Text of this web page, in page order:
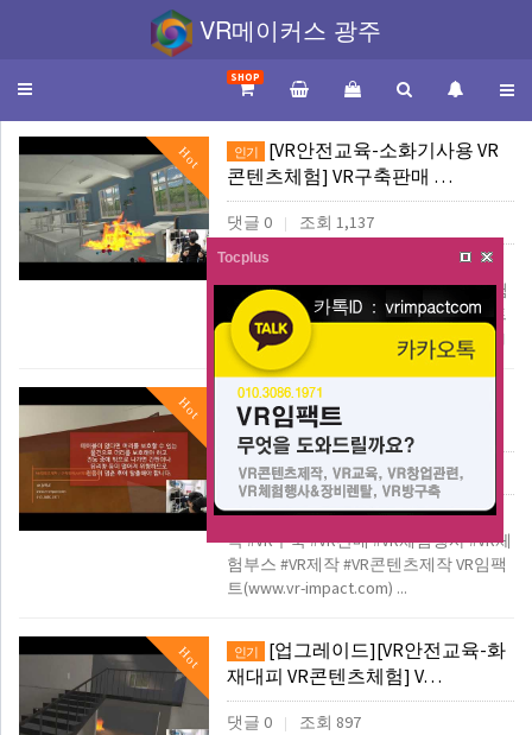
VR메이커스 광주
Toggle
SHOP
Hot 인기
[VR안전교육-소화기사용 VR
콘텐츠체험] VR구축판매 …
댓글 0 조회 1,137
VR안전교육 #VR소화기 #VR컨텐츠제작
#VR구축 #VR판매 #VR체험행사 #VR체험
부스 #VR제작 #VR콘텐츠제작 VR임팩트
(www.vr-impact.com) 010-3086-…더보기
Hot 인기 [VR안전교육-지진대피 VR콘
텐츠체험] VR구축판매 기…
댓글 0 | 조회 1,019
VR안전교육 #VR지진대피 #VR컨텐츠제
작 #VR구축 #VR판매 #VR체험행사 #VR체
험부스 #VR제작 #VR콘텐츠제작 VR임팩
트(www.vr-impact.com) ...
Hot 인기
[업그레이드][VR안전교육-화
재대피 VR콘텐츠체험] V…
댓글 0 조회 897
Tocplus